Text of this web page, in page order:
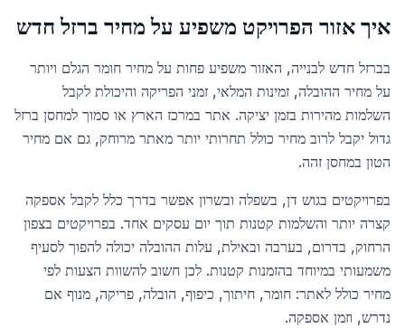
איך אזור הפרויקט משפיע על מחיר ברזל חדש
בברזל חדש לבנייה, האזור משפיע פחות על מחיר חומר הגלם ויותר
על מחיר ההובלה, זמינות המלאי, זמני הפריקה והיכולת לקבל
השלמות מהירות בזמן יציקה. אתר במרכז הארץ או סמוך למחסן ברזל
גדול יקבל לרוב מחיר כולל תחרותי יותר מאתר מרוחק, גם אם מחיר
הטון במחסן זהה.
בפרויקטים בגוש דן, בשפלה ובשרון אפשר בדרך כלל לקבל אספקה
קצרה יותר והשלמות קטנות תוך יום עסקים אחד. בפרויקטים בצפון
הרחוק, בדרום, בערבה ובאילת, עלות ההובלה יכולה להפוך לסעיף
משמעותי במיוחד בהזמנות קטנות. לכן חשוב להשוות הצעות לפי
מחיר כולל לאתר: חומר, חיתוך, כיפוף, הובלה, פריקה, מנוף אם
נדרש, וזמן אספקה.